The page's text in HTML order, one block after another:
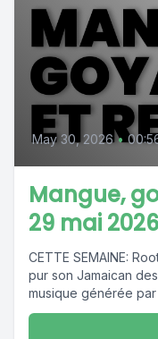
May 30, 2026 •
Mangue,
29 mai 2026
CETTE SEMAINE:
pur son Jamaican
musique générée par